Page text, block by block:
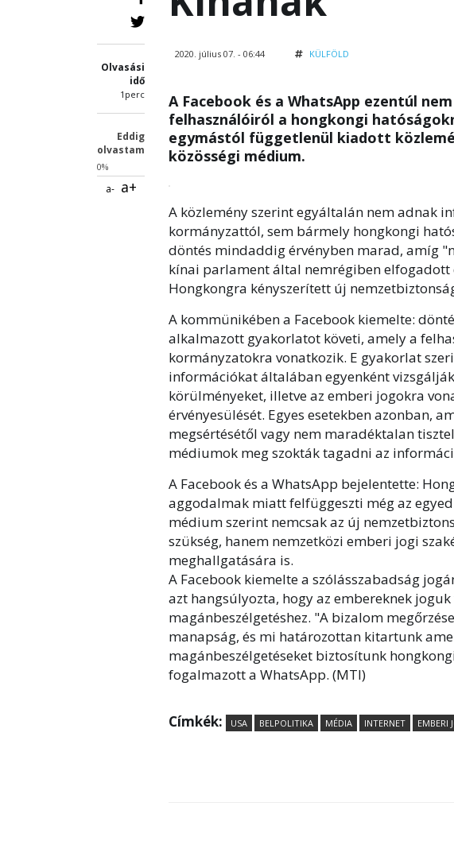
Olvasási
idő
1perc
Eddig
olvastam
0%
a- a+
2020. július 07. - 06:44 KÜLFÖLD
A Facebook és a WhatsApp ezentúl
felhasználóiról a hongkongi
egymástól függetlenül kiadott
közösségi médium.
A közlemény szerint egyáltalán nem adnak
kormányzattól, sem bármely hongkongi
döntés mindaddig érvényben marad, amíg
kínai parlament által nemrégiben elfogadott
Hongkongra kényszerített új
A kommünikében a Facebook kiemelte:
alkalmazott gyakorlatot követi, amely a
kormányzatokra vonatkozik. E gyakorlat
információkat általában egyenként
körülményeket, illetve az emberi jogokra
érvényesülését. Egyes esetekben azonban,
megsértésétől vagy nem maradéktalan
médiumok meg szokták tagadni az
A Facebook és a WhatsApp bejelentette:
aggodalmak miatt felfüggeszti még az
médium szerint nemcsak az új
szükség, hanem nemzetközi emberi jogi
meghallgatására is.
A Facebook kiemelte a szólásszabadság
azt hangsúlyozta, hogy az embereknek
magánbeszélgetéshez. "A bizalom
manapság, és mi határozottan kitartunk
magánbeszélgetéseket biztosítunk
fogalmazott a WhatsApp. (MTI)
Címkék: USA BELPOLITIKA MÉDIA INTERNET EMBERI